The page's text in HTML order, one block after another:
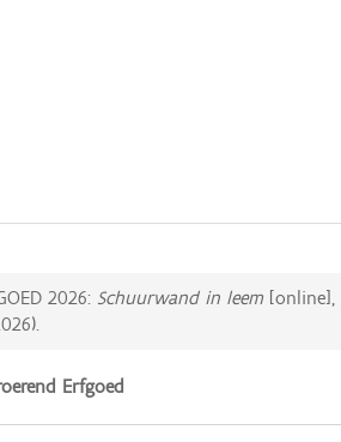
2026: Schuurwand in leem [online],
).
Erfgoed